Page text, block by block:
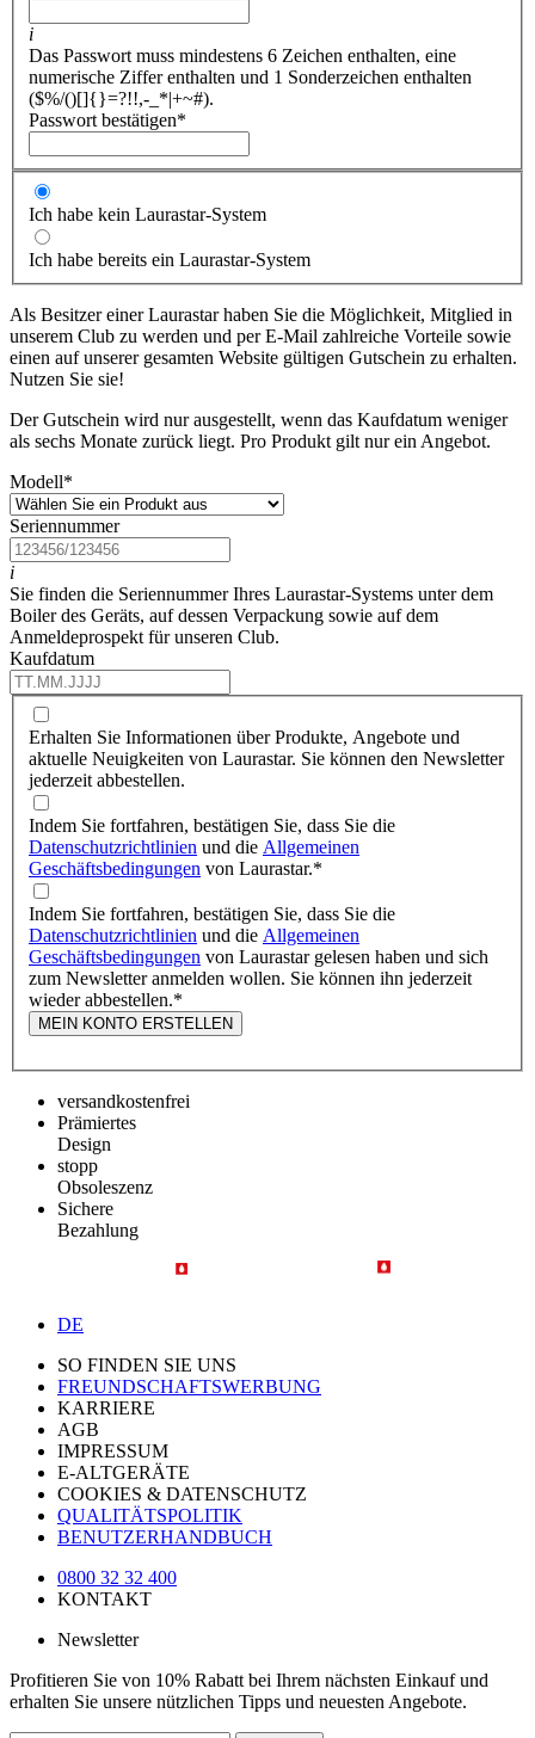
i
Das Passwort muss mindestens 6 Zeichen enthalten, eine
numerische Ziffer enthalten und 1 Sonderzeichen enthalten
($%/()[]{}=?!!,-_*|+~#).
Passwort bestätigen*
Ich habe kein Laurastar-System
Ich habe bereits ein Laurastar-System
Als Besitzer einer Laurastar haben Sie die Möglichkeit, Mitglied in
unserem Club zu werden und per E-Mail zahlreiche Vorteile sowie
einen auf unserer gesamten Website gültigen Gutschein zu erhalten.
Nutzen Sie sie!
Der Gutschein wird nur ausgestellt, wenn das Kaufdatum weniger
als sechs Monate zurück liegt. Pro Produkt gilt nur ein Angebot.
Modell*
Seriennummer
i
Sie finden die Seriennummer Ihres Laurastar-Systems unter dem
Boiler des Geräts, auf dessen Verpackung sowie auf dem
Anmeldeprospekt für unseren Club.
Kaufdatum
Erhalten Sie Informationen über Produkte, Angebote und
aktuelle Neuigkeiten von Laurastar. Sie können den Newsletter
jederzeit abbestellen.
Indem Sie fortfahren, bestätigen Sie, dass Sie die
Datenschutzrichtlinien und die Allgemeinen
Geschäftsbedingungen von Laurastar.*
Indem Sie fortfahren, bestätigen Sie, dass Sie die
Datenschutzrichtlinien und die Allgemeinen
Geschäftsbedingungen von Laurastar gelesen haben und sich
zum Newsletter anmelden wollen. Sie können ihn jederzeit
wieder abbestellen.*
MEIN KONTO ERSTELLEN
versandkostenfrei
Prämiertes
Design
stopp
Obsoleszenz
Sichere
Bezahlung
DE
SO FINDEN SIE UNS
FREUNDSCHAFTSWERBUNG
KARRIERE
AGB
IMPRESSUM
E-ALTGERÄTE
COOKIES & DATENSCHUTZ
QUALITÄTSPOLITIK
BENUTZERHANDBUCH
0800 32 32 400
KONTAKT
Newsletter
Profitieren Sie von 10% Rabatt bei Ihrem nächsten Einkauf und
erhalten Sie unsere nützlichen Tipps und neuesten Angebote.